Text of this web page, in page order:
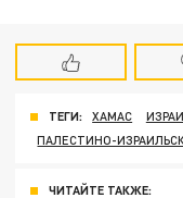
ТЕГИ: ХАМАС
ПАЛЕСТИНО-
ЧИТАЙТЕ ТАКЖЕ: